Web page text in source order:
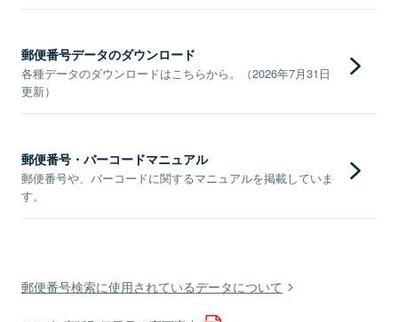
郵便番号データのダウンロード
各種データのダウンロードはこちらから。（2026年7月31日
更新）
郵便番号・バーコードマニュアル
郵便番号や、バーコードに関するマニュアルを掲載していま
す。
郵便番号検索に使用されているデータについて